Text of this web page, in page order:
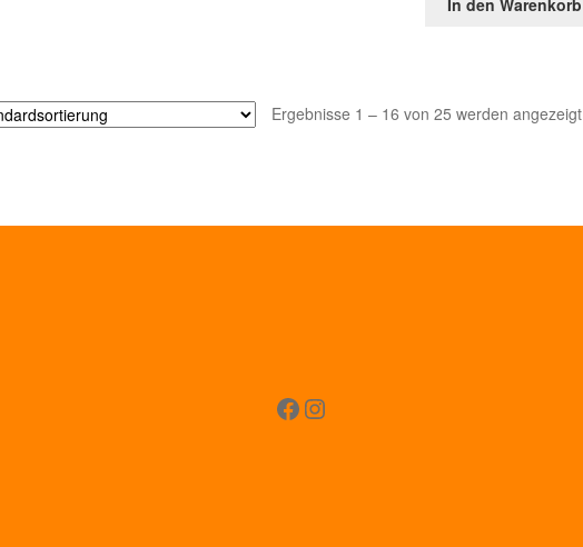
In den Warenkorb
Ergebnisse 1 – 16 von 25 werden angezeigt
Facebook
Instagram